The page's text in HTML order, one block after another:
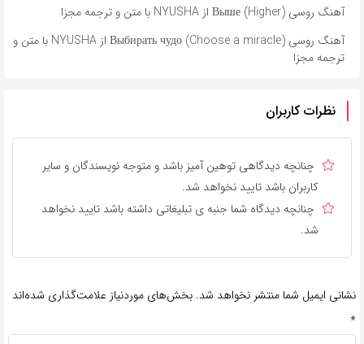
آهنگ روسی Выше (Higher) از NYUSHA با متن و ترجمه مجزا
آهنگ روسی Выбирать чудо (Choose a miracle) از NYUSHA با متن و
ترجمه مجزا
نظرات کاربران
چنانچه دیدگاهی توهین آمیز باشد و متوجه نویسندگان و سایر
کاربران باشد تایید نخواهد شد.
چنانچه دیدگاه شما جنبه ی تبلیغاتی داشته باشد تایید نخواهد
شد.
نشانی ایمیل شما منتشر نخواهد شد. بخش‌های موردنیاز علامت‌گذاری شده‌اند
*